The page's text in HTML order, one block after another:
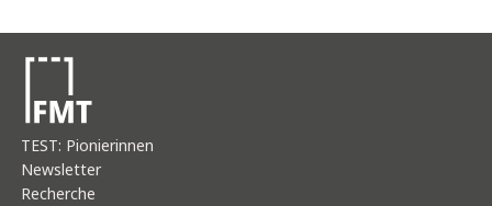
TEST: Pionierinnen
Newsletter
Recherche